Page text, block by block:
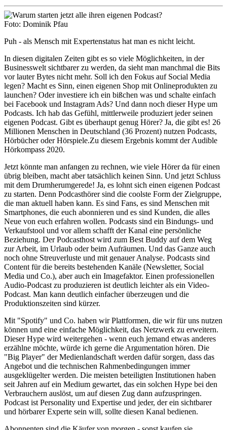
Foto: Dominik Pfau
Puh - als Mensch mit Expertenstatus hat man es nicht leicht.
In diesen digitalen Zeiten gibt es so viele Möglichkeiten, in der
Businesswelt sichtbarer zu werden, da sieht man manchmal die Bits
vor lauter Bytes nicht mehr. Soll ich den Fokus auf Social Media
legen? Macht es Sinn, einen eigenen Shop mit Onlineprodukten zu
launchen? Oder investiere ich ein bißchen was und schalte einfach
bei Facebook und Instagram Ads? Und dann noch dieser Hype um
Podcasts. Ich hab das Gefühl, mittlerweile produziert jeder seinen
eigenen Podcast. Gibt es überhaupt genug Hörer? Ja, die gibt es! 26
Millionen Menschen in Deutschland (36 Prozent) nutzen Podcasts,
Hörbücher oder Hörspiele.Zu diesem Ergebnis kommt der Audible
Hörkompass 2020.
Jetzt könnte man anfangen zu rechnen, wie viele Hörer da für einen
übrig bleiben, macht aber tatsächlich keinen Sinn. Und jetzt Schluss
mit dem Drumherumgerede! Ja, es lohnt sich einen eigenen Podcast
zu starten. Denn Podcasthörer sind die coolste Form der Zielgruppe,
die man aktuell haben kann. Es sind Fans, es sind Menschen mit
Smartphones, die euch abonnieren und es sind Kunden, die alles
Neue von euch erfahren wollen. Podcasts sind ein Bindungs- und
Verkaufstool und vor allem schafft der Kanal eine persönliche
Beziehung. Der Podcasthost wird zum Best Buddy auf dem Weg
zur Arbeit, im Urlaub oder beim Aufräumen. Und das Ganze auch
noch ohne Streuverluste und mit genauer Analyse. Podcasts sind
Content für die bereits bestehenden Kanäle (Newsletter, Social
Media und Co.), aber auch ein Imagefaktor. Einen professionellen
Audio-Podcast zu produzieren ist deutlich leichter als ein Video-
Podcast. Man kann deutlich einfacher überzeugen und die
Produktionszeiten sind kürzer.
Mit "Spotify" und Co. haben wir Plattformen, die wir für uns nutzen
können und eine einfache Möglichkeit, das Netzwerk zu erweitern.
Dieser Hype wird weitergehen - wenn euch jemand etwas anderes
erzählne möchte, würde ich gerne die Argumentation hören. Die
"Big Player" der Medienlandschaft werden dafür sorgen, dass das
Angebot und die technischen Rahmenbedingungen immer
ausgeklügelter werden. Die meisten beteiligten Institutionen haben
seit Jahren auf ein Medium gewartet, das ein solchen Hype bei den
Verbrauchern auslöst, um auf diesen Zug dann aufzuspringen.
Podcast ist Personality und Expertise und jeder, der ein sichtbarer
und hörbarer Experte sein will, sollte diesen Kanal bedienen.